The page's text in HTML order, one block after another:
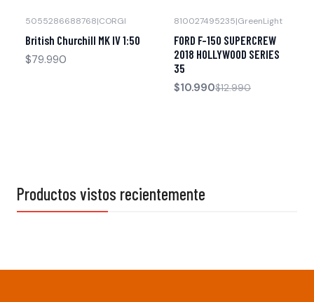
5055286688768|CORGI
British Churchill MK IV 1:50
$79.990
Agotado
810027495235|GreenLight
FORD F-150 SUPERCREW
2018 HOLLYWOOD SERIES
35
$10.990$12.990
Productos vistos recientemente